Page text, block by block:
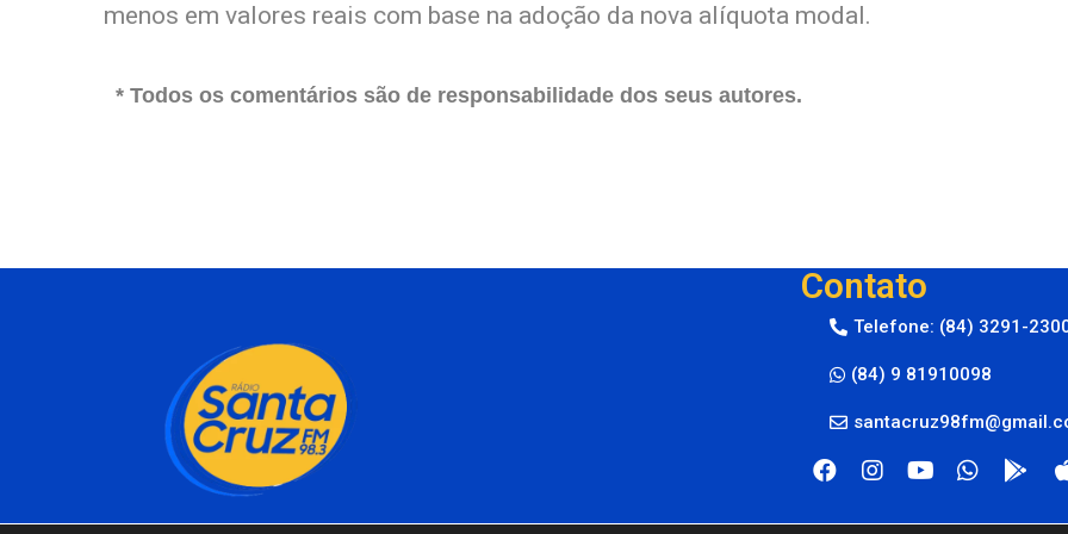
menos em valores reais com base na adoção da nova alíquota modal.
* Todos os comentários são de responsabilidade dos seus autores.
Contato
Telefone: (84) 3291-
(84) 9 81910098